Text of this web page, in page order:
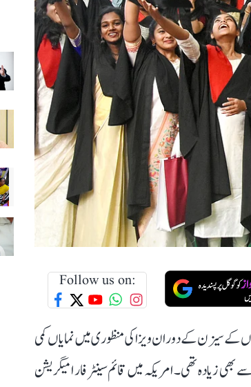
Follow us on:
کے سیزن کے دوران ویزا کی منظوری میں نمایاں کمی
زیادہ تھی۔ امریکہ میں قائم سینٹر فار امیگریشن